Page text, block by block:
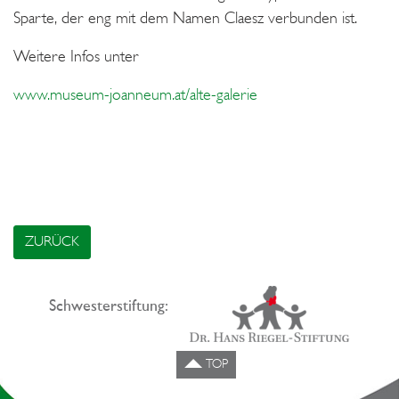
Sparte, der eng mit dem Namen Claesz verbunden ist.
Weitere Infos unter
www.museum-joanneum.at/alte-galerie
ZURÜCK
Schwesterstiftung:
TOP